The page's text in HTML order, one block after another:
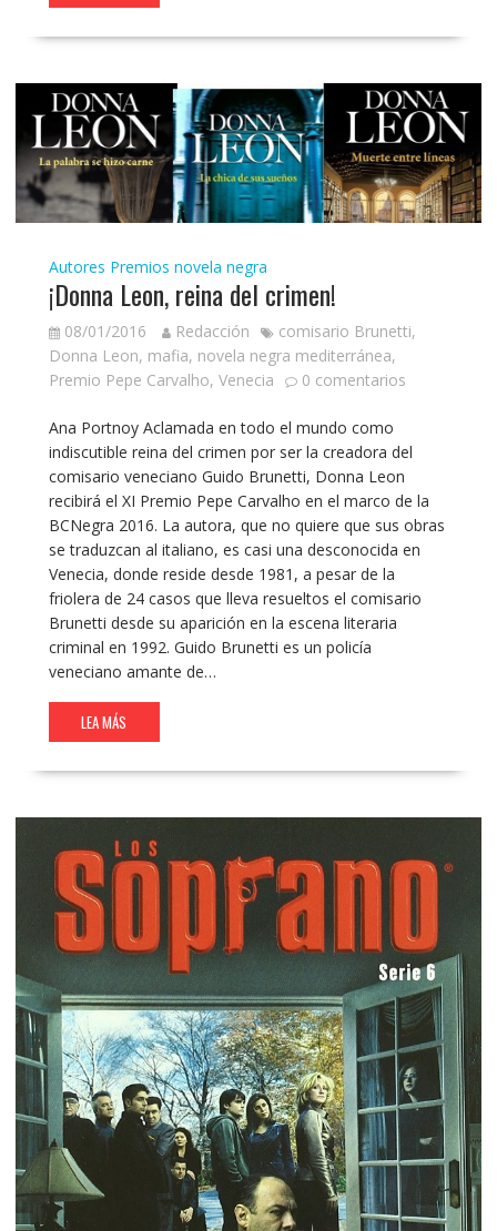
Autores Premios novela negra
¡Donna Leon, reina del crimen!
08/01/2016 Redacción comisario Brunetti,
Donna Leon, mafia, novela negra mediterránea,
Premio Pepe Carvalho, Venecia 0 comentarios
Ana Portnoy Aclamada en todo el mundo como
indiscutible reina del crimen por ser la creadora del
comisario veneciano Guido Brunetti, Donna Leon
recibirá el XI Premio Pepe Carvalho en el marco de la
BCNegra 2016. La autora, que no quiere que sus obras
se traduzcan al italiano, es casi una desconocida en
Venecia, donde reside desde 1981, a pesar de la
friolera de 24 casos que lleva resueltos el comisario
Brunetti desde su aparición en la escena literaria
criminal en 1992. Guido Brunetti es un policía
veneciano amante de…
LEA MÁS